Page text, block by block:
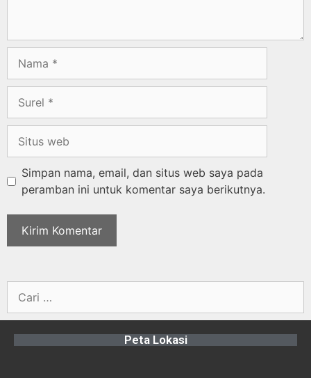
Simpan nama, email, dan situs web saya pada
peramban ini untuk komentar saya berikutnya.
Peta Lokasi